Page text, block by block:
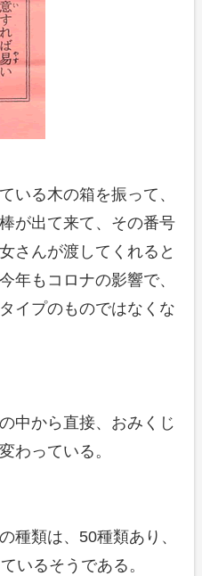
いる木の箱を振って、
が出て来て、その番号
さんが渡してくれると
年もコロナの影響で、
イプのものではなくな
中から直接、おみくじ
わっている。
種類は、50種類あり、
いるそうである。